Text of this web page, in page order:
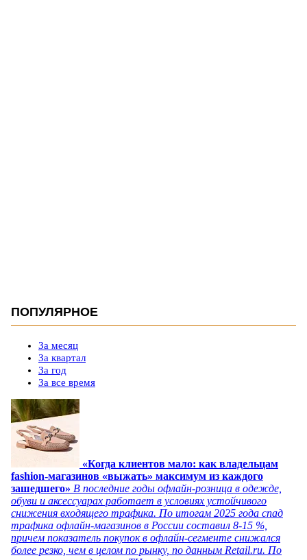
ПОПУЛЯРНОЕ
За месяц
За квартал
За год
За все время
«Когда клиентов мало: как владельцам
fashion-магазинов «выжать» максимум из каждого
зашедшего» В последние годы офлайн-розница в одежде,
обуви и аксессуарах работает в условиях устойчивого
снижения входящего трафика. По итогам 2025 года спад
трафика офлайн-магазинов в России составил 8-15 %,
причем показатель покупок в офлайн-сегменте снижался
более резко, чем в целом по рынку, по данным Retail.ru. По